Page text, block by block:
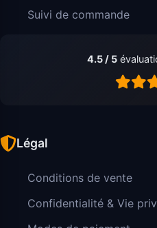
Suivi de commande
4.5 / 5
Légal
Conditions de vente
Confidentialité & Vie